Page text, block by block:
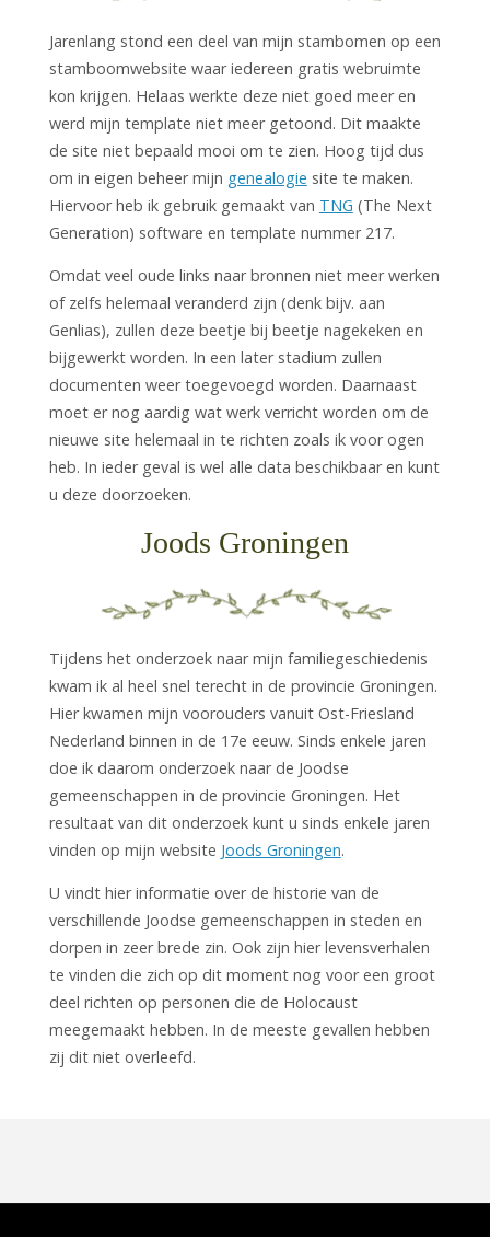
Jarenlang stond een deel van mijn stambomen op een
stamboomwebsite waar iedereen gratis webruimte
kon krijgen. Helaas werkte deze niet goed meer en
werd mijn template niet meer getoond. Dit maakte
de site niet bepaald mooi om te zien. Hoog tijd dus
om in eigen beheer mijn genealogie site te maken.
Hiervoor heb ik gebruik gemaakt van TNG (The Next
Generation) software en template nummer 217.
Omdat veel oude links naar bronnen niet meer werken
of zelfs helemaal veranderd zijn (denk bijv. aan
Genlias), zullen deze beetje bij beetje nagekeken en
bijgewerkt worden. In een later stadium zullen
documenten weer toegevoegd worden. Daarnaast
moet er nog aardig wat werk verricht worden om de
nieuwe site helemaal in te richten zoals ik voor ogen
heb. In ieder geval is wel alle data beschikbaar en kunt
u deze doorzoeken.
Joods Groningen
Tijdens het onderzoek naar mijn familiegeschiedenis
kwam ik al heel snel terecht in de provincie Groningen.
Hier kwamen mijn voorouders vanuit Ost-Friesland
Nederland binnen in de 17e eeuw. Sinds enkele jaren
doe ik daarom onderzoek naar de Joodse
gemeenschappen in de provincie Groningen. Het
resultaat van dit onderzoek kunt u sinds enkele jaren
vinden op mijn website Joods Groningen.
U vindt hier informatie over de historie van de
verschillende Joodse gemeenschappen in steden en
dorpen in zeer brede zin. Ook zijn hier levensverhalen
te vinden die zich op dit moment nog voor een groot
deel richten op personen die de Holocaust
meegemaakt hebben. In de meeste gevallen hebben
zij dit niet overleefd.